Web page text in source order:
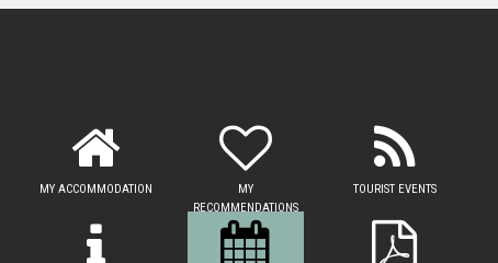
MY ACCOMMODATION
MY
RECOMMENDATIONS
TOURIST EVENTS